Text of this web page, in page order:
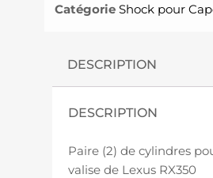
Catégorie Shock pour
DESCRIPTION
DESCRIPTION
Paire (2) de cylindres
valise de Lexus RX350